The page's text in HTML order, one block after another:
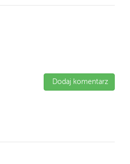
Dodaj komentarz